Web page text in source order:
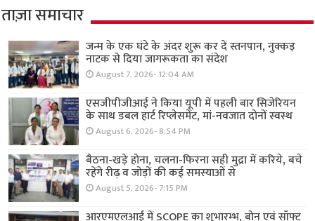
ताज़ा समाचार
जन्म के एक घंटे के अंदर शुरू कर दें स्तनपान, नुक्कड़
नाटक से दिया जागरूकता का संदेश
August 7, 2026- 12:04 AM
एसजीपीजीआई ने किया यूपी में पहली बार सिजेरियन
के साथ डबल हार्ट रिप्लेसमेंट, मां-नवजात दोनों स्वस्थ
August 6, 2026- 8:54 PM
बैठना-खड़े होना, चलना-फिरना सही मुद्रा में करिये, बचे
रहेंगे रीढ़ व जोड़ों की कई समस्याओं से
August 5, 2026- 7:15 PM